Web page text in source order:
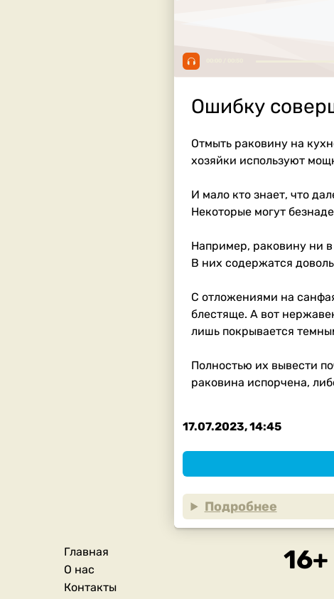
Ошибку
Отмыть раковину на
хозяйки используют
И мало кто знает, что
Некоторые могут
Например, раковину ни
В них содержатся
С отложениями на
блестяще. А вот
лишь покрывается
Полностью их вывести
раковина испорчена,
17.07.2023, 14:45
Подробнее
Подвал
Главная
О нас
Контакты